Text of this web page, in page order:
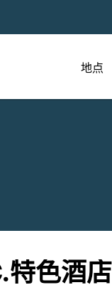
地点
色酒店